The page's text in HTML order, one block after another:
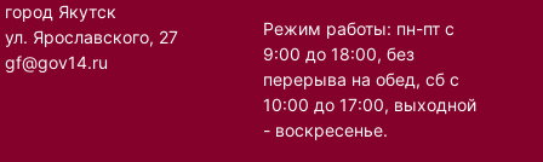
город Якутск
ул. Ярославского, 27
gf@gov14.ru
Режим работы: пн-пт с
9:00 до 18:00, без
перерыва на обед, сб с
10:00 до 17:00, выходной
- воскресенье.